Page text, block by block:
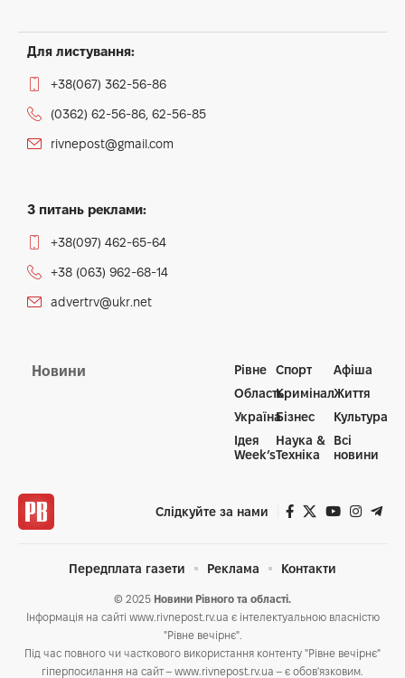
Для листування:
+38(067) 362-56-86
(0362) 62-56-86, 62-56-85
rivnepost@gmail.com
З питань реклами:
+38(097) 462-65-64
+38 (063) 962-68-14
advertrv@ukr.net
Новини
Рівне
Область
Україна
Ідея
Week’s
Спорт
Кримінал
Бізнес
Наука &
Техніка
Афіша
Життя
Культура
Всі
новини
Слідкуйте за нами
© 2025 Новини Рівного та області.
Інформація на сайті www.rivnepost.rv.ua є інтелектуальною власністю
"Рівне вечірнє".
Під час повного чи часткового використання контенту "Рівне вечірнє"
гіперпосилання на сайт – www.rivnepost.rv.ua – є обов'язковим.
Передплата газети Реклама Контакти